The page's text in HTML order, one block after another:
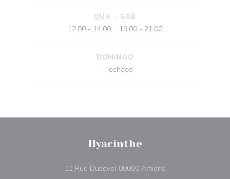
QUA - SAB
12:00 - 14:00 19:00 - 21:00
DOMINGO
Fechado
Hyacinthe
11 Rue Dusevel 80000 Amiens